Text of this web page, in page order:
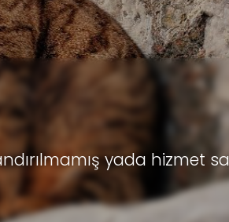
yada hizmet